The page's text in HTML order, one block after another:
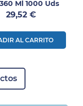
Ml 1000 Uds
Precio
29,52 €
AL CARRITO